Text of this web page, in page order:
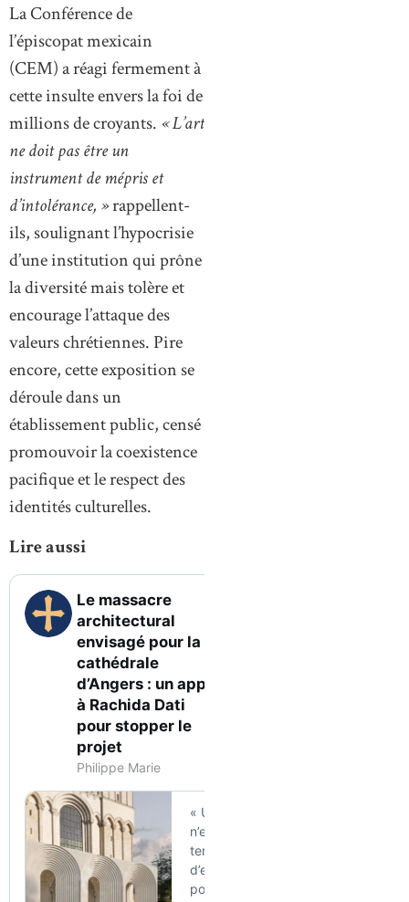
La Conférence de
l’épiscopat mexicain
(CEM) a réagi fermement à
cette insulte envers la foi de
millions de croyants. « L’art
ne doit pas être un
instrument de mépris et
d’intolérance, »rappellent-
ils, soulignant l’hypocrisie
d’une institution qui prône
la diversité mais tolère et
encourage l’attaque des
valeurs chrétiennes. Pire
encore, cette exposition se
déroule dans un
établissement public, censé
promouvoir la coexistence
pacifique et le respect des
identités culturelles.
Lire aussi